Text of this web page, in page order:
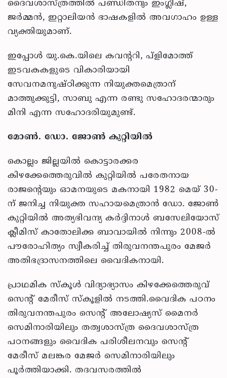
ദൈവശാസ്ത്രത്തില്‍ പണ്ഡിതനും ഇംഗ്ലീഷ്,
ജര്‍മ്മന്‍, ഇറ്റാലിയന്‍ ഭാഷകളില്‍ അവഗാഹം ഉള്ള
വ്യക്തിയുമാണ്.
ഇപ്പോള്‍ യു.കെ.യിലെ കവന്ററി, പ്‌ളിമോത്ത്
ഇടവകകളുടെ വികാരിയായി
സേവനമനുഷ്ഠിക്കുന്ന നിയുക്തമെത്രാന്
മാത്തുക്കുട്ടി, സാബു എന്ന രണ്ടു സഹോദരന്മാരും
മിനി എന്ന സഹോദരിയുമുണ്ട്.
മോണ്‍. ഡോ. ജോണ്‍ കുറ്റിയില്‍
കൊല്ലം ജില്ലയില്‍ കൊട്ടാരക്കര
കിഴക്കേത്തെരുവില്‍ കുറ്റിയില്‍ പരേതനായ
രാജന്റെയും ഓമനയുടെ മകനായി 1982 മെയ് 30-
ന് ജനിച്ച നിയുക്ത സഹായമെത്രാന്‍ ഡോ. ജോണ്‍
കുറ്റിയില്‍ അത്യഭിവന്ദ്യ കര്‍ദ്ദിനാള്‍ ബസേലിയോസ്
ക്ലീമിസ് കാതോലിക്ക ബാവായില്‍ നിന്നും 2008-ല്‍
പൗരോഹിത്യം സ്വീകരിച്ച് തിരുവനന്തപുരം മേജര്‍
അതിഭദ്രാസനത്തിലെ വൈദികനായി.
പ്രാഥമിക സ്‌കൂള്‍ വിദ്യാഭ്യാസം കിഴക്കേത്തെരുവ്
സെന്റ് മേരീസ് സ്‌കൂളില്‍ നടത്തി.വൈദിക പഠനം
തിരുവനന്തപുരം സെന്റ് അലോഷ്യസ് മൈനര്‍
സെമിനാരിയിലും തത്വശാസ്ത്ര ദൈവശാസ്ത്ര
പഠനങ്ങളും വൈദിക പരിശീലനവും സെന്റ്
മേരീസ് മലങ്കര മേജര്‍ സെമിനാരിയിലും
പൂര്‍ത്തിയാക്കി. തദവസരത്തില്‍